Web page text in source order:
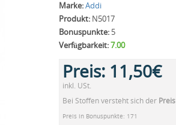
Marke:Addi
Produkt:N5017
Bonuspunkte:5
Verfügbarkeit:7.00
Preis: 11,50€
inkl. USt.
Bei Stoffen versteht sich der
Preis in Bonuspunkte: 171